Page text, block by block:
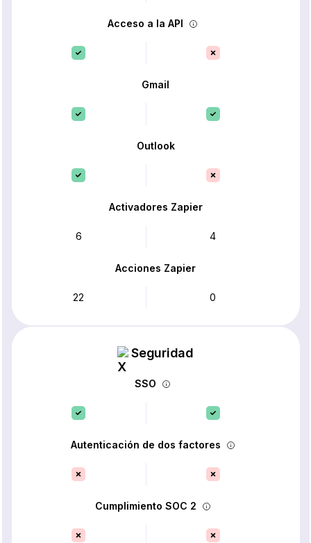
Acceso a la API
Gmail
Outlook
Activadores Zapier
6 4
Acciones Zapier
22 0
Seguridad
SSO
Autenticación de dos factores
Cumplimiento SOC 2